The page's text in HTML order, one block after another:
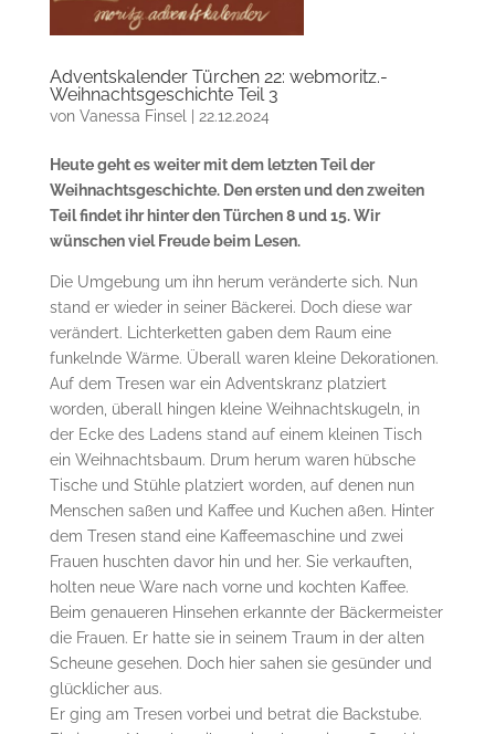
Adventskalender Türchen 22: webmoritz.-
Weihnachtsgeschichte Teil 3
von Vanessa Finsel 22.12.2024
Heute geht es weiter mit dem letzten Teil der
Weihnachtsgeschichte. Den ersten und den zweiten
Teil findet ihr hinter den Türchen 8 und 15. Wir
wünschen viel Freude beim Lesen.
Die Umgebung um ihn herum veränderte sich. Nun
stand er wieder in seiner Bäckerei. Doch diese war
verändert. Lichterketten gaben dem Raum eine
funkelnde Wärme. Überall waren kleine Dekorationen.
Auf dem Tresen war ein Adventskranz platziert
worden, überall hingen kleine Weihnachtskugeln, in
der Ecke des Ladens stand auf einem kleinen Tisch
ein Weihnachtsbaum. Drum herum waren hübsche
Tische und Stühle platziert worden, auf denen nun
Menschen saßen und Kaffee und Kuchen aßen. Hinter
dem Tresen stand eine Kaffeemaschine und zwei
Frauen huschten davor hin und her. Sie verkauften,
holten neue Ware nach vorne und kochten Kaffee.
Beim genaueren Hinsehen erkannte der Bäckermeister
die Frauen. Er hatte sie in seinem Traum in der alten
Scheune gesehen. Doch hier sahen sie gesünder und
glücklicher aus.
Er ging am Tresen vorbei und betrat die Backstube.